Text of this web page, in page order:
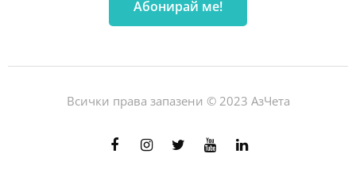
Всички права запазени © 2023 АзЧета